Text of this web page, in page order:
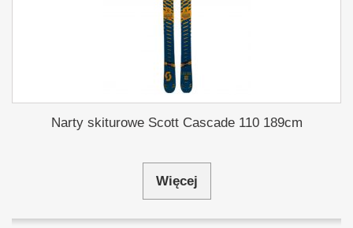
Narty skiturowe Scott Cascade 110 189cm
Więcej